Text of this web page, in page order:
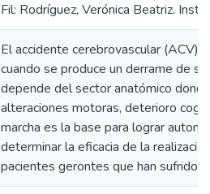
Fil: Rodríguez, Verónica Beatriz.
El accidente cerebrovascular (ACV)
cuando se produce un derrame de
depende del sector anatómico
alteraciones motoras, deterioro
marcha es la base para lograr
determinar la eficacia de la
pacientes gerontes que han sufrido